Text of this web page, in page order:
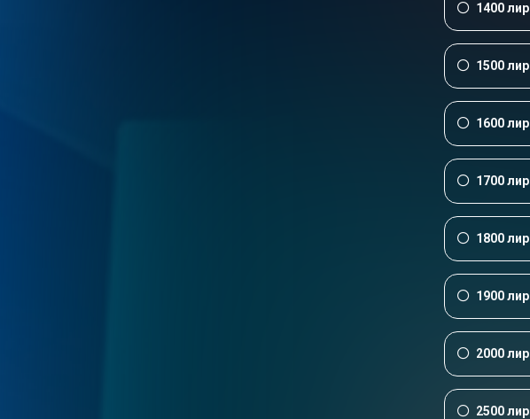
1400 лир
1500 лир
1600 лир
1700 лир
1800 лир
1900 лир
2000 лир
2500 лир